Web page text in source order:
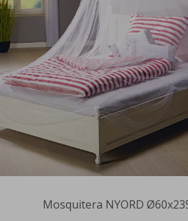
Mosquitera NYORD